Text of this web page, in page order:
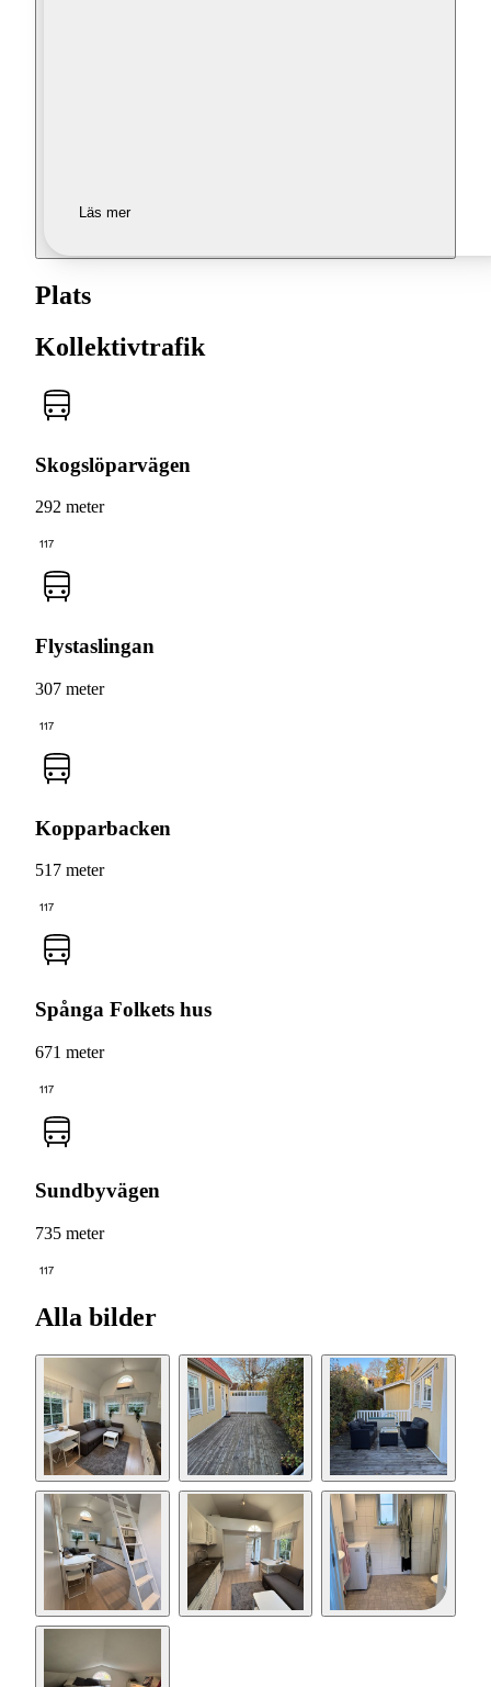
Läs mer
Plats
Kollektivtrafik
Skogslöparvägen
292 meter
117
Flystaslingan
307 meter
117
Kopparbacken
517 meter
117
Spånga Folkets hus
671 meter
117
Sundbyvägen
735 meter
117
Alla bilder